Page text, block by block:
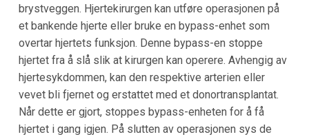
brystveggen. Hjertekirurgen kan utføre operasjonen på
et bankende hjerte eller bruke en bypass-enhet som
overtar hjertets funksjon. Denne bypass-en stoppe
hjertet fra å slå slik at kirurgen kan operere. Avhengig av
hjertesykdommen, kan den respektive arterien eller
vevet bli fjernet og erstattet med et donortransplantat.
Når dette er gjort, stoppes bypass-enheten for å få
hjertet i gang igjen. På slutten av operasjonen sys de